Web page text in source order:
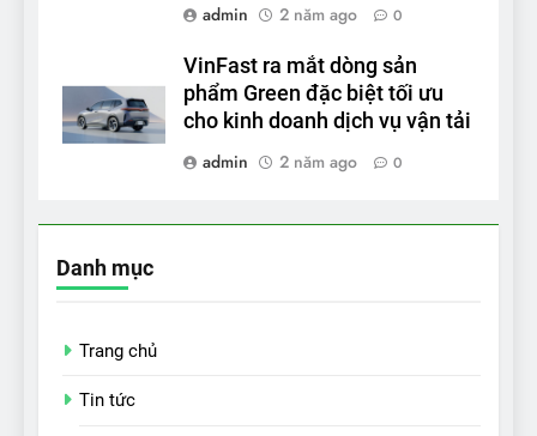
admin
2 năm ago 0
VinFast ra mắt dòng sản
phẩm Green đặc biệt tối ưu
cho kinh doanh dịch vụ vận tải
admin
2 năm ago 0
Danh mục
Trang chủ
Tin tức